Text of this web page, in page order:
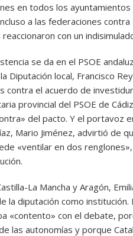
en todos los
a las federaciones
con un
se da en el PSOE
Diputación local, Francisco
contra el acuerdo de
provincial del PSOE de
del pacto. Y el portavoz
Mario Jiménez, advirtió de
«ventilar en dos
La Mancha y Aragón,
la diputación como institución.
«contento» con el debate,
las autonomías y porque